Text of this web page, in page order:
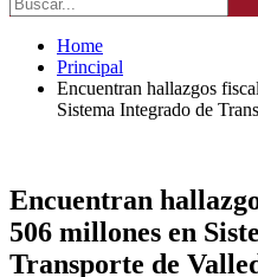
Home
Principal
Encuentran hallazgos
Sistema Integrado de
Encuentran
506 millones en
Transporte de